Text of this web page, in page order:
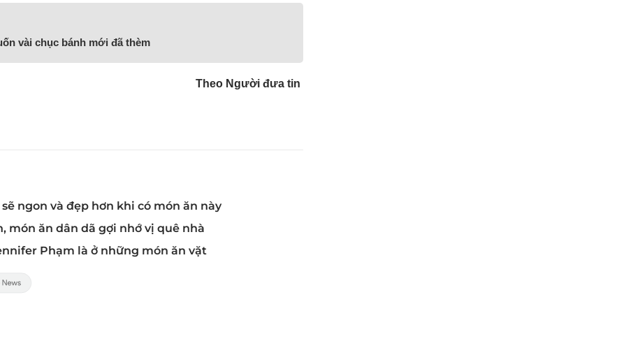
vài chục bánh mới đã thèm
Theo Người đưa tin
ngon và đẹp hơn khi có món ăn này
món ăn dân dã gợi nhớ vị quê nhà
Phạm là ở những món ăn vặt